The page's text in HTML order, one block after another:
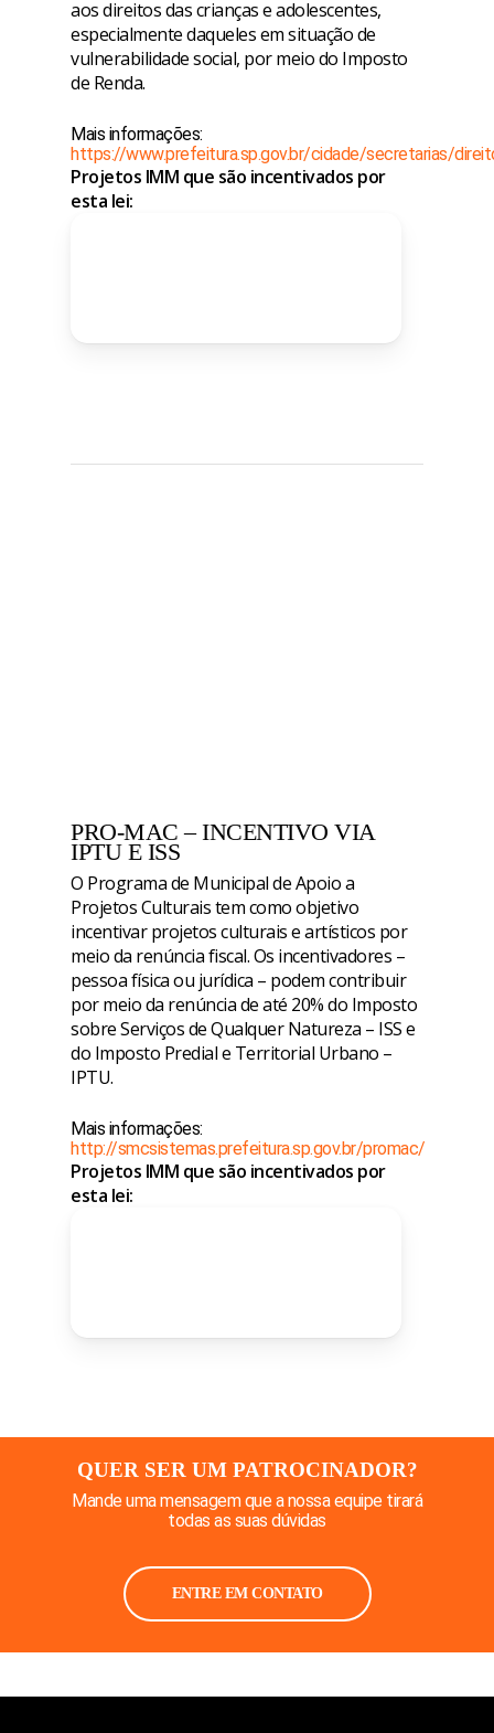
aos direitos das crianças e adolescentes,
especialmente daqueles em situação de
vulnerabilidade social, por meio do Imposto
de Renda.
Mais informações:
https://www.prefeitura.sp.gov.br/cidade/secretarias/
Projetos IMM que são incentivados por
esta lei:
PRO-MAC – INCENTIVO VIA
IPTU E ISS
O Programa de Municipal de Apoio a
Projetos Culturais tem como objetivo
incentivar projetos culturais e artísticos por
meio da renúncia fiscal. Os incentivadores –
pessoa física ou jurídica – podem contribuir
por meio da renúncia de até 20% do Imposto
sobre Serviços de Qualquer Natureza – ISS e
do Imposto Predial e Territorial Urbano –
IPTU.
Mais informações:
http://smcsistemas.prefeitura.sp.gov.br/promac/
Projetos IMM que são incentivados por
esta lei:
QUER SER UM PATROCINADOR?
Mande uma mensagem que a nossa equipe tirará
todas as suas dúvidas
ENTRE EM CONTATO